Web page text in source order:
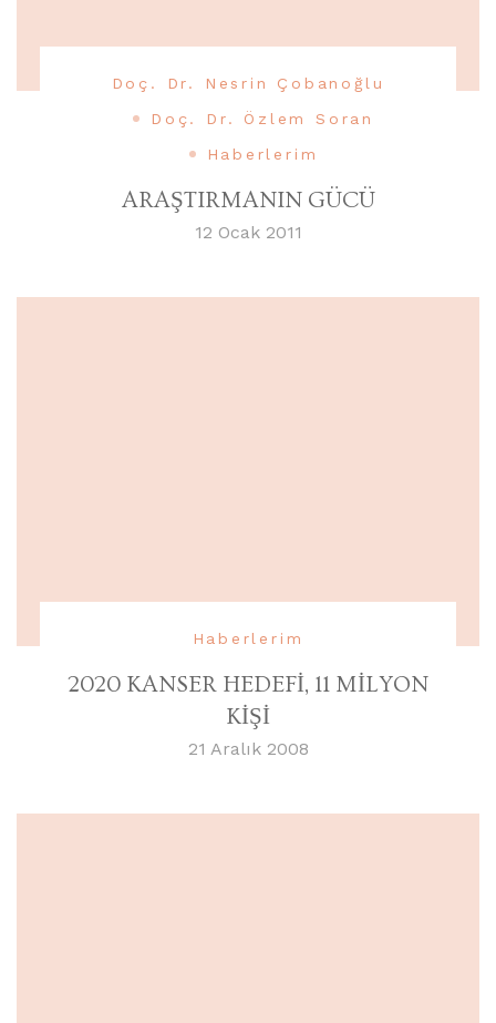
Doç. Dr. Nesrin Çobanoğlu
Doç. Dr. Özlem Soran
Haberlerim
ARAŞTIRMANIN GÜCÜ
12 Ocak 2011
Haberlerim
2020 KANSER HEDEFİ, 11 MİLYON
KİŞİ
21 Aralık 2008